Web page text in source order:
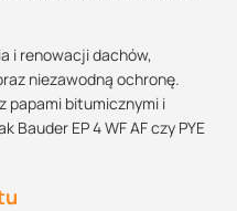
i renowacji dachów,
niezawodną ochronę.
papami bitumicznymi i
EP 4 WF AF czy PYE